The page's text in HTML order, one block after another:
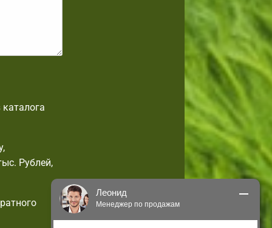
Рублей,
Леонид
Менеджер по продажам